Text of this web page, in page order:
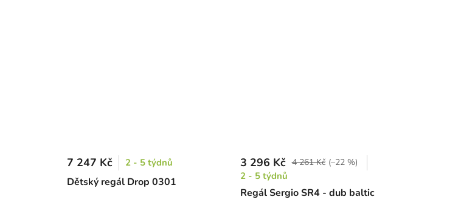
Dětský regál Drop 0301
7 247 Kč 2 - 5 týdnů
Regál Sergio SR4 - dub baltic
3 296 Kč 4 261 Kč (–22 %)
2 - 5 týdnů